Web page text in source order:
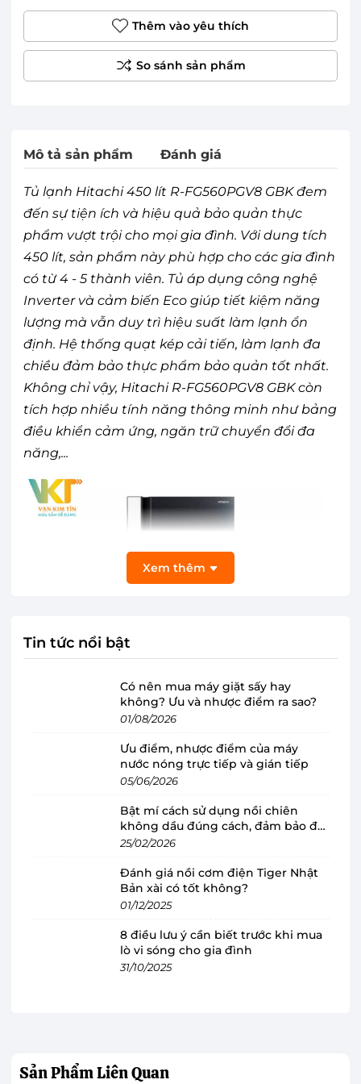
Thêm vào yêu thích
Mô tả sản phẩm Đánh giá
Tủ lạnh Hitachi 450 lít R-FG560PGV8 GBK đem
đến sự tiện ích và hiệu quả bảo quản thực
phẩm vượt trội cho mọi gia đình. Với dung tích
450 lít, sản phẩm này phù hợp cho các gia đình
có từ 4 - 5 thành viên. Tủ áp dụng công nghệ
Inverter và cảm biến Eco giúp tiết kiệm năng
lượng mà vẫn duy trì hiệu suất làm lạnh ổn
định. Hệ thống quạt kép cải tiến, làm lạnh đa
chiều đảm bảo thực phẩm bảo quản tốt nhất.
Không chỉ vậy, Hitachi R-FG560PGV8 GBK còn
tích hợp nhiều tính năng thông minh như bảng
điều khiển cảm ứng, ngăn trữ chuyển đổi đa
năng,...
Tủ lạnh Hitachi 450 lít R-FG560PGV8 GBK
thiết kế sang trọng, mẫu 2 cửa hiện đại
lạnh ngăn đá trênnày chính là thiết kế 2 cửa
sang trọng với gam màu đen tinh tế, chiếc tủ
lạnh này không chỉ là một thiết bị bảo quản
thực phẩm mà còn là một món đồ trang trí cho
không gian bếp.
Xem thêm
Tin tức nổi bật
Có nên mua máy giặt sấy hay
không? Ưu và nhược điểm ra sao?
01/08/2026
Ưu điểm, nhược điểm của máy
nước nóng trực tiếp và gián tiếp
05/06/2026
Bật mí cách sử dụng nồi chiên
không dầu đúng cách, đảm bảo độ
bền
25/02/2026
Đánh giá nồi cơm điện Tiger Nhật
Bản xài có tốt không?
01/12/2025
8 điều lưu ý cần biết trước khi mua
lò vi sóng cho gia đình
31/10/2025
Sản PhẩmLiên Quan